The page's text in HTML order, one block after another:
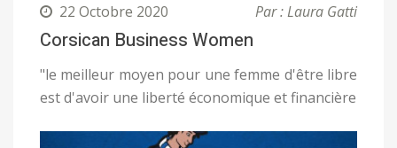
22 Octobre 2020 Par : Laura Gatti
Corsican Business Women
"le meilleur moyen pour une femme d'être libre
est d'avoir une liberté économique et financière